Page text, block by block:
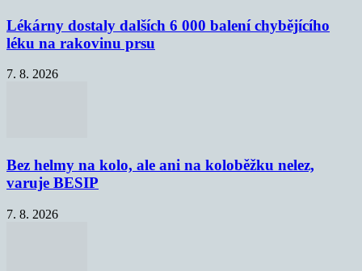
Lékárny dostaly dalších 6 000 balení chybějícího
léku na rakovinu prsu
7. 8. 2026
Bez helmy na kolo, ale ani na koloběžku nelez,
varuje BESIP
7. 8. 2026